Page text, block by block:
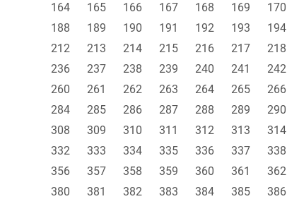
164
165 166 167 168 169 170
188
189 190 191 192 193 194
212
213 214 215 216 217 218
236
237 238 239 240 241 242
260
261 262 263 264 265 266
284
285 286 287 288 289 290
308
309 310 311 312 313 314
332
333 334 335 336 337 338
356
357 358 359 360 361 362
380
381 382 383 384 385 386